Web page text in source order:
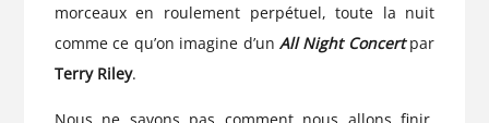
morceaux en roulement perpétuel, toute la nuit
comme ce qu’on imagine d’un All Night Concertpar
Terry Riley.